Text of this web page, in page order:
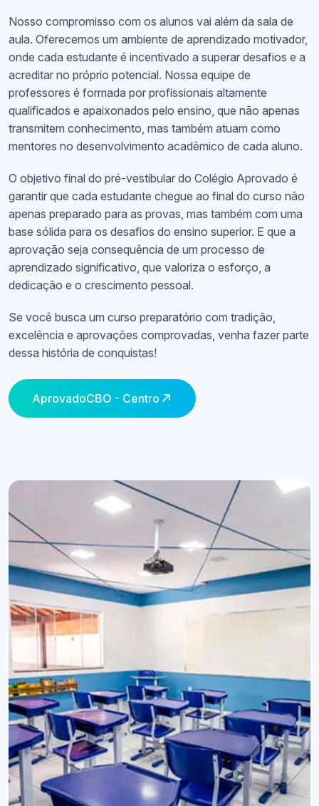
Nosso compromisso com os alunos vai além da sala de
aula. Oferecemos um ambiente de aprendizado motivador,
onde cada estudante é incentivado a superar desafios e a
acreditar no próprio potencial. Nossa equipe de
professores é formada por profissionais altamente
qualificados e apaixonados pelo ensino, que não apenas
transmitem conhecimento, mas também atuam como
mentores no desenvolvimento acadêmico de cada aluno.
O objetivo final do pré-vestibular do Colégio Aprovado é
garantir que cada estudante chegue ao final do curso não
apenas preparado para as provas, mas também com uma
base sólida para os desafios do ensino superior. E que a
aprovação seja consequência de um processo de
aprendizado significativo, que valoriza o esforço, a
dedicação e o crescimento pessoal.
Se você busca um curso preparatório com tradição,
excelência e aprovações comprovadas, venha fazer parte
dessa história de conquistas!
AprovadoCBO - Centro